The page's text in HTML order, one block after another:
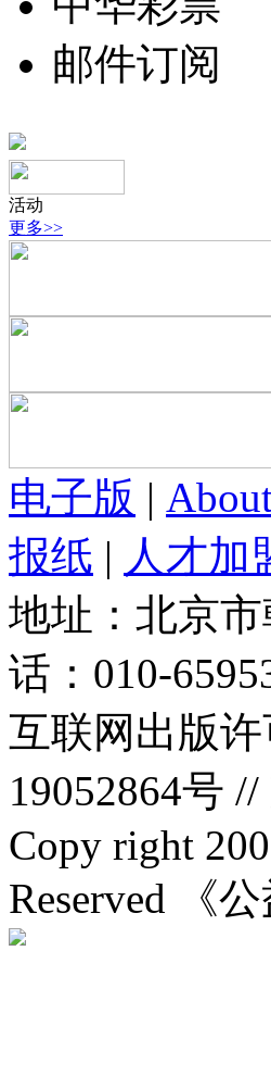
邮件订阅
活动
更多>>
电子版 |
报纸 | 人才加
地址：北京
话：010-
互联网出版
19052864号 //
Copy right
Reserved 《